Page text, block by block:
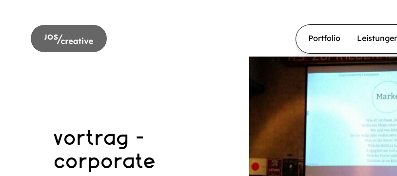
Portfolio
vortrag -
corporate